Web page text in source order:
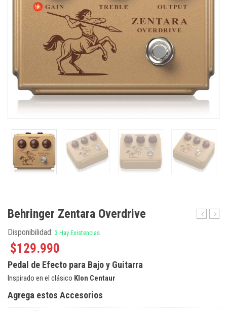
Behringer Zentara Overdrive
Disponibilidad: 3 Hay Existencias
$129.990
Pedal de Efecto para Bajo y Guitarra
Inspirado en el clásico Klon Centaur
Agrega estos Accesorios